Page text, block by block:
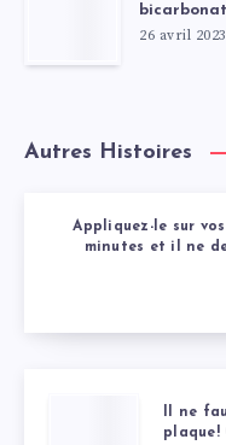
26 avril 2023
Autres Histoires
Appliquez-le sur
minutes et il ne
Il ne
plaque!